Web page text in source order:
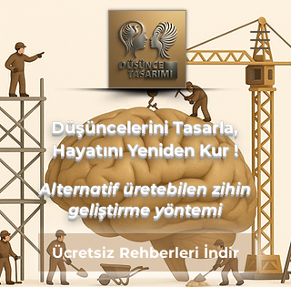
Düşüncelerini Tasarla,
Hayatını Yeniden Kur !
Alternatif üretebilen zihin
geliştirme yöntemi
Ücretsiz Rehberleri İndir